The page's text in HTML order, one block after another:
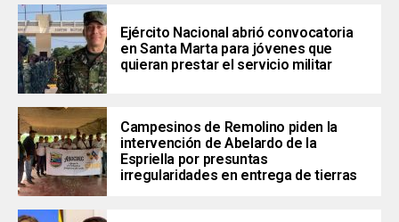
Ejército Nacional abrió convocatoria
en Santa Marta para jóvenes que
quieran prestar el servicio militar
Campesinos de Remolino piden la
intervención de Abelardo de la
Espriella por presuntas
irregularidades en entrega de tierras